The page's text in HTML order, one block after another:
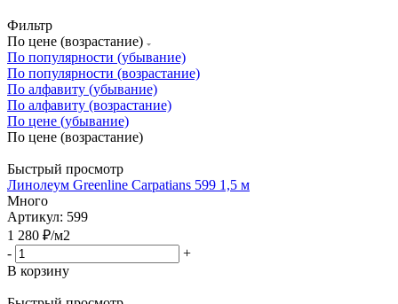
Фильтр
По цене (возрастание)
По популярности (убывание)
По популярности (возрастание)
По алфавиту (убывание)
По алфавиту (возрастание)
По цене (убывание)
По цене (возрастание)
Быстрый просмотр
Линолеум Greenline Carpatians 599 1,5 м
Много
Артикул: 599
1 280 ₽/м2
-
+
В корзину